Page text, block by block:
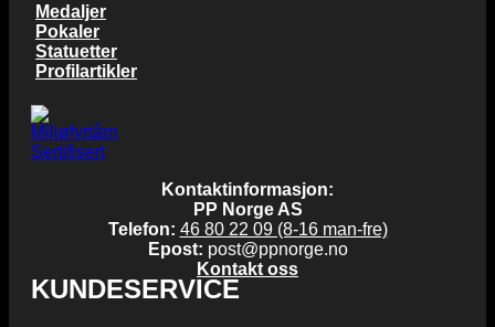
Medaljer
Pokaler
Statuetter
Profilartikler
Kontaktinformasjon:
PP Norge AS
Telefon: 46 80 22 09 (8-16 man-fre)
Epost: post@ppnorge.no
Kontakt oss
KUNDESERVICE